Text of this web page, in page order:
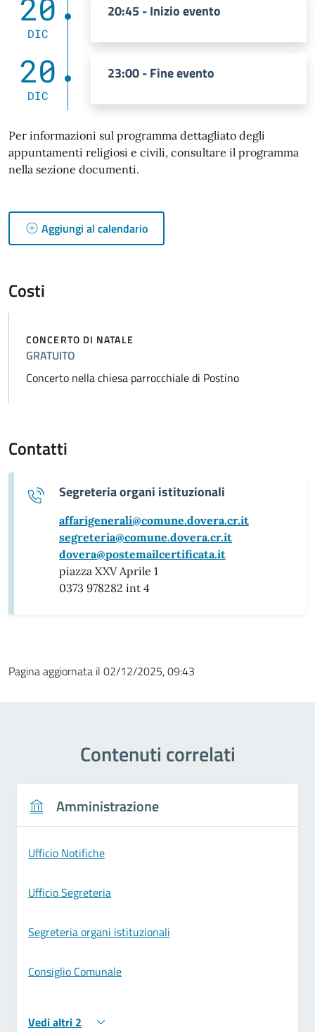
DIC
20:45 - Inizio evento
20
DIC
23:00 - Fine evento
Per informazioni sul programma dettagliato degli
appuntamenti religiosi e civili, consultare il programma
nella sezione documenti.
Aggiungi al calendario
Costi
CONCERTO DI NATALE
GRATUITO
Concerto nella chiesa parrocchiale di Postino
Contatti
Segreteria organi istituzionali
affarigenerali@comune.dovera.cr.it
segreteria@comune.dovera.cr.it
dovera@postemailcertificata.it
piazza XXV Aprile 1
0373 978282 int 4
Pagina aggiornata il 02/12/2025, 09:43
Contenuti correlati
Amministrazione
Ufficio Notifiche
Ufficio Segreteria
Segreteria organi istituzionali
Consiglio Comunale
Vedi altri 2